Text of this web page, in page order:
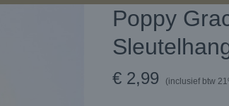
Poppy
€ 2,99 (inclusief btw